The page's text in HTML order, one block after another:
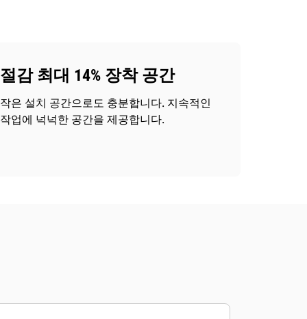
절감 최대 14% 장착 공간
작은 설치 공간으로도 충분합니다. 지속적인
작업에 넉넉한 공간을 제공합니다.